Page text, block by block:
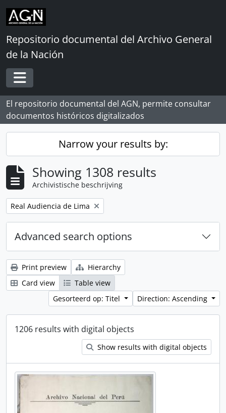
Skip to main content
Repositorio documental del Archivo General
de la Nación
Toggle navigation
El repositorio documental del AGN, permite consultar
documentos históricos digitalizados
Narrow your results by:
Showing 1308 results
Archivistische beschrijving
Remove filter:
Real Audiencia de Lima
Advanced search options
Print preview
Hierarchy
Card view
Table view
Gesorteerd op: Titel
Direction: Ascending
1206 results with digital objects
Show results with digital objects